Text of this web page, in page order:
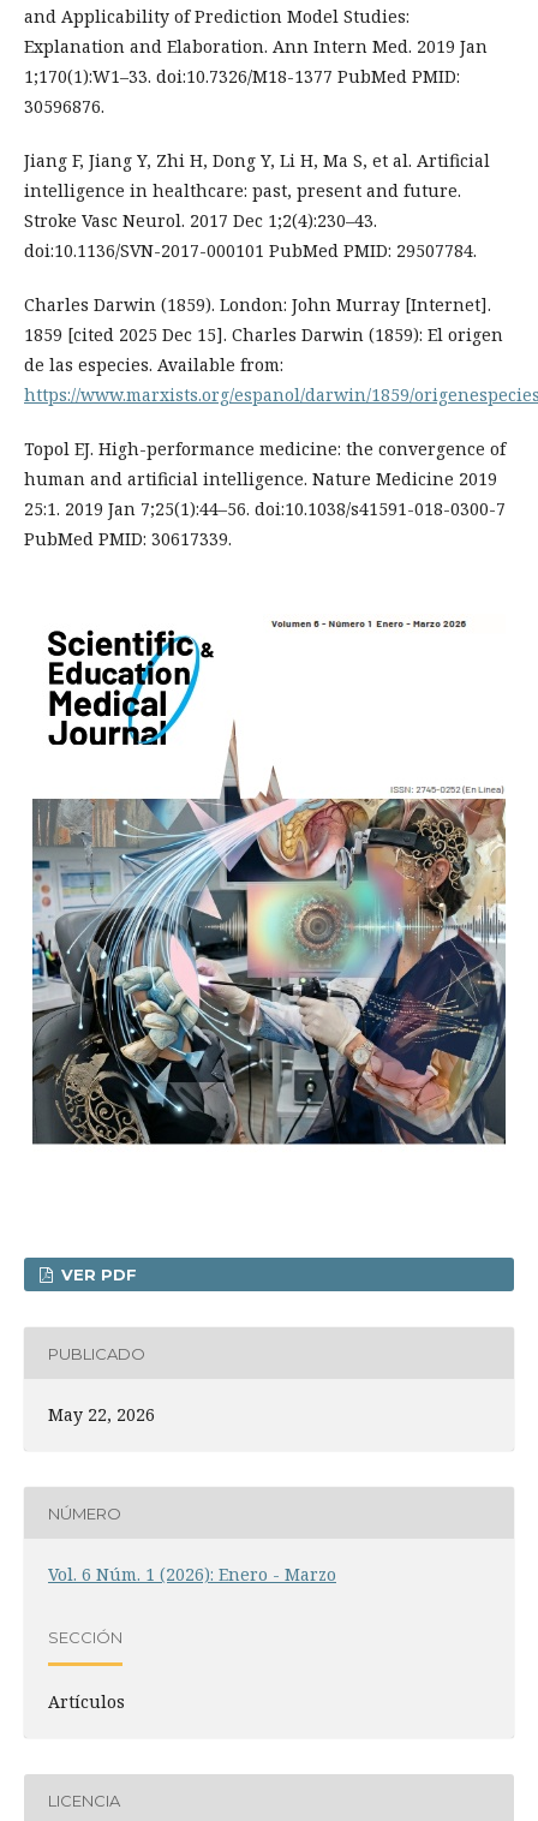
and Applicability of Prediction Model Studies:
Explanation and Elaboration. Ann Intern Med. 2019 Jan
1;170(1):W1–33. doi:10.7326/M18-1377 PubMed PMID:
30596876.
Jiang F, Jiang Y, Zhi H, Dong Y, Li H, Ma S, et al. Artificial
intelligence in healthcare: past, present and future.
Stroke Vasc Neurol. 2017 Dec 1;2(4):230–43.
doi:10.1136/SVN-2017-000101 PubMed PMID: 29507784.
Charles Darwin (1859). London: John Murray [Internet].
1859 [cited 2025 Dec 15]. Charles Darwin (1859): El origen
de las especies. Available from:
https://www.marxists.org/espanol/darwin/1859/
Topol EJ. High-performance medicine: the convergence of
human and artificial intelligence. Nature Medicine 2019
25:1. 2019 Jan 7;25(1):44–56. doi:10.1038/s41591-018-0300-7
PubMed PMID: 30617339.
VER PDF
PUBLICADO
May 22, 2026
NÚMERO
Vol. 6 Núm. 1 (2026): Enero - Marzo
SECCIÓN
Artículos
LICENCIA